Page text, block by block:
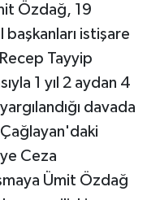
Özdağ, 19
başkanları istişare
Tayyip
1 yıl 2 aydan 4
davada
Çağlayan'daki
Ceza
Ümit Özdağ